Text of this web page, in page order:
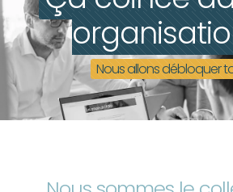
Nous allons débloquer